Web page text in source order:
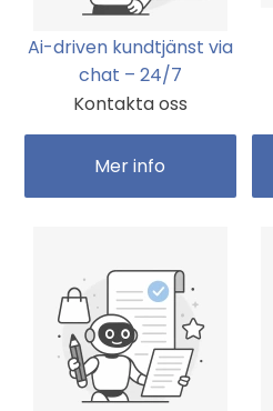
Ai-driven kundtjänst via
chat – 24/7
Kontakta oss
Mer info